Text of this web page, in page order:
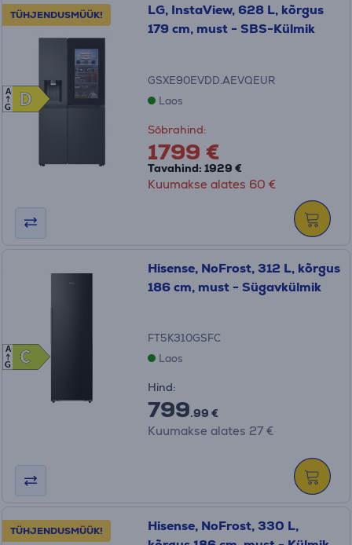
TÜHJENDUSMÜÜK!
D
D
A
G
LG, InstaView, 628 L, kõrgus
179 cm, must - SBS-Külmik
GSXE90EVDD.AEVQEUR
Laos
Sõbrahind:
1799 €
Tavahind: 1929 €
Kuumakse alates 60 €
C
C
A
G
Hisense, NoFrost, 312 L, kõrgus
186 cm, must - Sügavkülmik
FT5K310GSFC
Laos
Hind:
799.99 €
Kuumakse alates 27 €
TÜHJENDUSMÜÜK!
Hisense, NoFrost, 330 L,